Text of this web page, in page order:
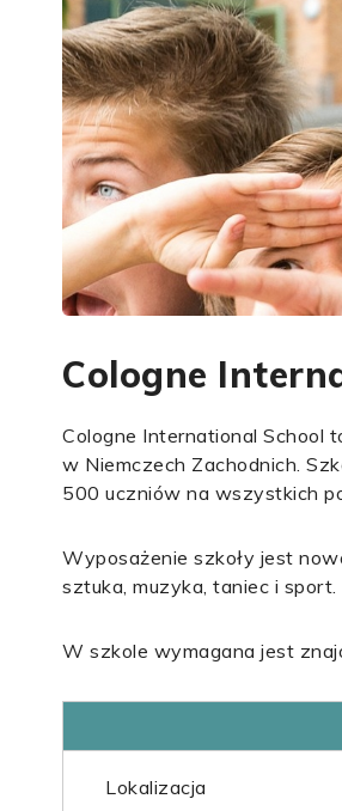
Cologne
Cologne International School
w Niemczech Zachodnich.
500 uczniów na wszystkich
Wyposażenie szkoły jest
sztuka, muzyka, taniec i sport.
W szkole wymagana jest
Lokalizacja